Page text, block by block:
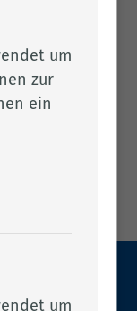
um
zur
ein
um